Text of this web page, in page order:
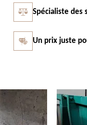
Spécialiste des
Un prix juste